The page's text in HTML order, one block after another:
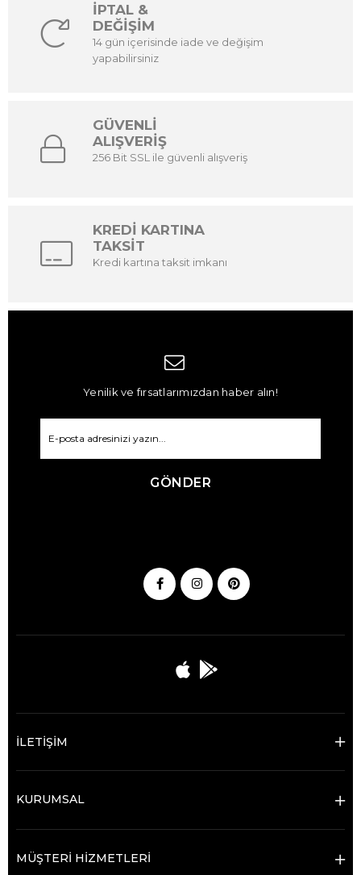
İPTAL &
DEĞİŞİM
14 gün içerisinde iade ve değişim
yapabilirsiniz
GÜVENLİ
ALIŞVERİŞ
256 Bit SSL ile güvenli alışveriş
KREDİ KARTINA
TAKSİT
Kredi kartına taksit imkanı
Yenilik ve fırsatlarımızdan haber alın!
GÖNDER
İLETİŞİM
KURUMSAL
MÜŞTERİ HİZMETLERİ